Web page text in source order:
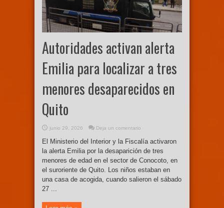
Autoridades activan alerta
Emilia para localizar a tres
menores desaparecidos en
Quito
junio 29, 2026 Deja un comentario
El Ministerio del Interior y la Fiscalía activaron
la alerta Emilia por la desaparición de tres
menores de edad en el sector de Conocoto, en
el suroriente de Quito. Los niños estaban en
una casa de acogida, cuando salieron el sábado
27 ...